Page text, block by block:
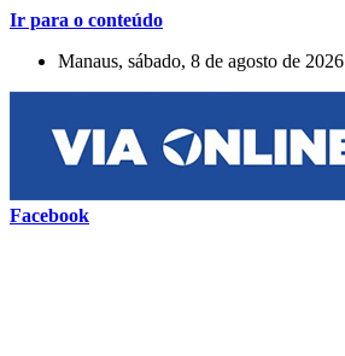
Ir para o conteúdo
Manaus, sábado, 8 de agosto de 2026
Facebook